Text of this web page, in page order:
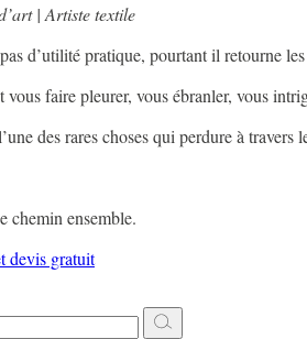
| Artiste textile
pas d’utilité pratique, pourtant il retourne
vous faire pleurer, vous ébranler, vous
des rares choses qui perdure à
chemin ensemble.
devis gratuit